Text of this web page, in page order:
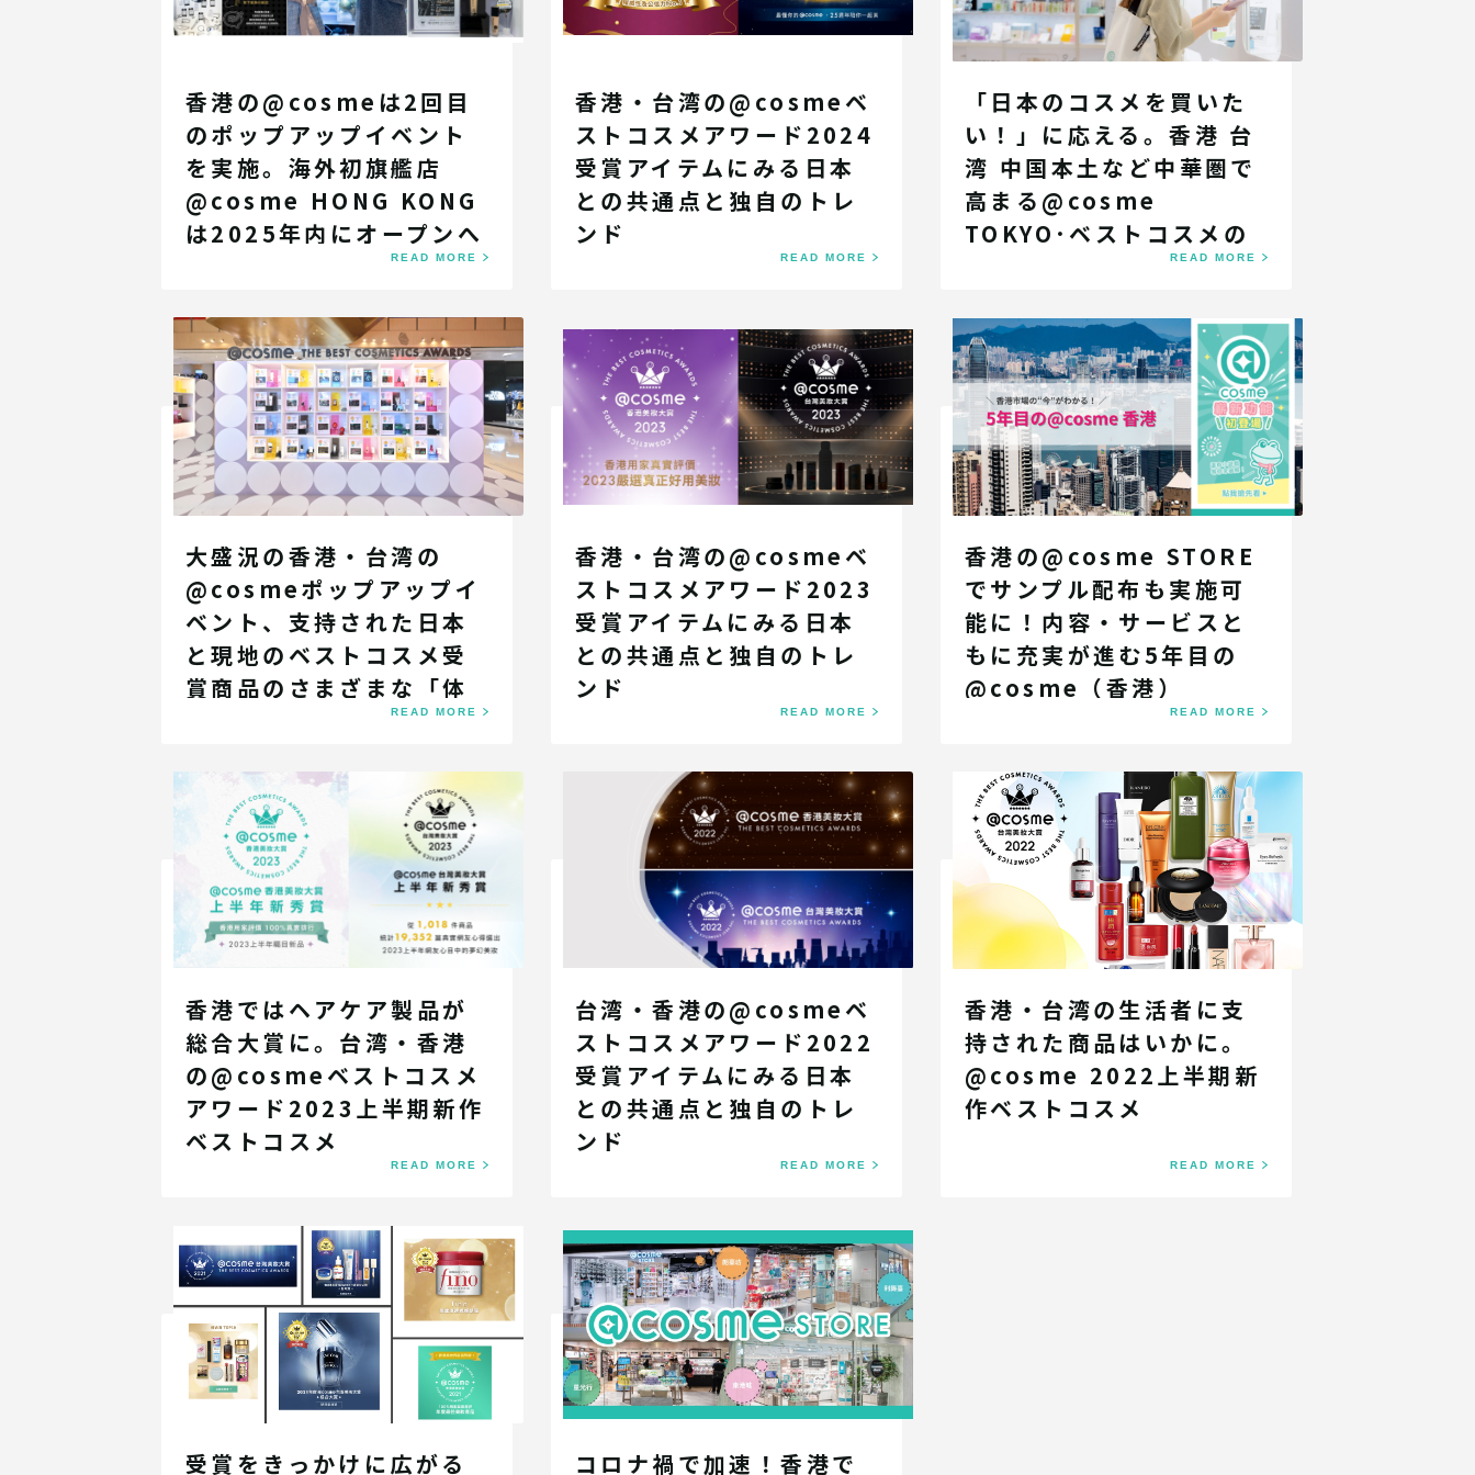
香港の@cosmeは2回目
のポップアップイベント
を実施。海外初旗艦店
@cosme HONG KONG
は2025年内にオープンへ
READ MORE
香港・台湾の@cosmeベ
ストコスメアワード2024
受賞アイテムにみる日本
との共通点と独自のトレ
ンド
READ MORE
「日本のコスメを買いた
い！」に応える。香港 台
湾 中国本土など中華圏で
高まる@cosme
TOKYO･ベストコスメの
READ MORE
大盛況の香港・台湾の
@cosmeポップアップイ
ベント、支持された日本
と現地のベストコスメ受
賞商品のさまざまな「体
READ MORE
香港・台湾の@cosmeベ
ストコスメアワード2023
受賞アイテムにみる日本
との共通点と独自のトレ
ンド
READ MORE
香港の@cosme STORE
でサンプル配布も実施可
能に！内容・サービスと
もに充実が進む5年目の
@cosme（香港）
READ MORE
香港ではヘアケア製品が
総合大賞に。台湾・香港
の@cosmeベストコスメ
アワード2023上半期新作
ベストコスメ
READ MORE
台湾・香港の@cosmeベ
ストコスメアワード2022
受賞アイテムにみる日本
との共通点と独自のトレ
ンド
READ MORE
香港・台湾の生活者に支
持された商品はいかに。
@cosme 2022上半期新
作ベストコスメ
READ MORE
受賞をきっかけに広がる コロナ禍で加速！香港で